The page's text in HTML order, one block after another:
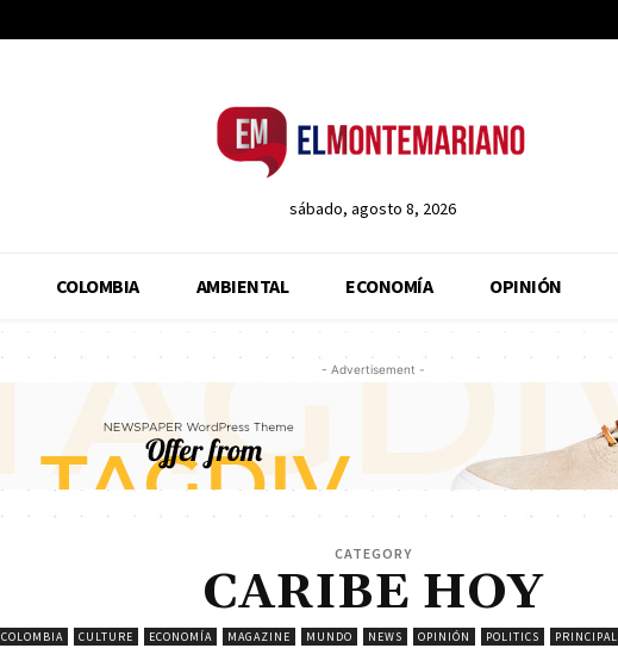
sábado, agosto 8, 2026
COLOMBIA AMBIENTAL ECONOMÍA OPINIÓN
- Advertisement -
CATEGORY
CARIBE HOY
COLOMBIA CULTURE ECONOMÍA MAGAZINE MUNDO NEWS OPINIÓN POLITICS PRINCIPAL